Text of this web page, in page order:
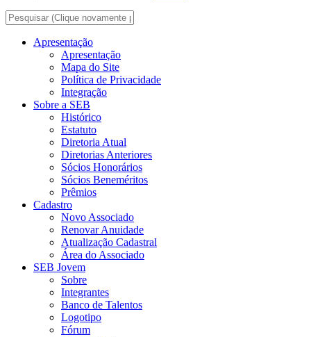
Apresentação
Apresentação
Mapa do Site
Política de Privacidade
Integração
Sobre a SEB
Histórico
Estatuto
Diretoria Atual
Diretorias Anteriores
Sócios Honorários
Sócios Beneméritos
Prêmios
Cadastro
Novo Associado
Renovar Anuidade
Atualização Cadastral
Área do Associado
SEB Jovem
Sobre
Integrantes
Banco de Talentos
Logotipo
Fórum